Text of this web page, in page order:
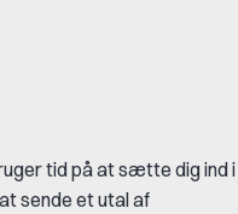
tid på at sætte dig ind i
sende et utal af